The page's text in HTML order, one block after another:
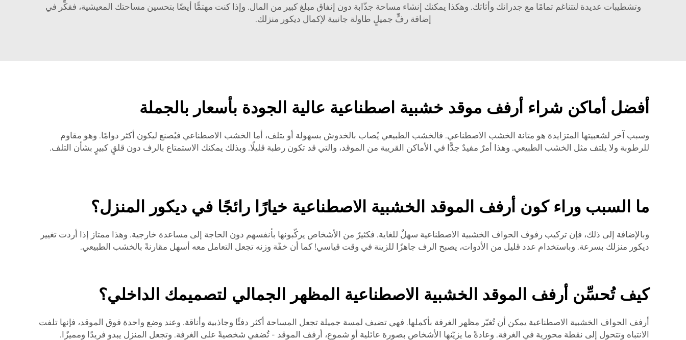
وتشطيبات عديدة لتتناغم تمامًا مع جدرانك وأثاثك. وهكذا يمكنك إنشاء مساحة جذّابة دون إنفاق مبلغ كبير من المال. وإذا كنت مهتمًّا أيضًا بتحسين مساحتك المعيشية، ففكِّر في
إضافة رفٍّ جميلٍ طاولة جانبية لإكمال ديكور منزلك.
أفضل أماكن شراء أرفف موقد خشبية اصطناعية عالية الجودة بأسعار بالجملة
وسبب آخر لشعبيتها المتزايدة هو متانة الخشب الاصطناعي. فالخشب الطبيعي يُصاب بالخدوش بسهولة أو يتلف، أما الخشب الاصطناعي فيُصنع ليكون أكثر دوامًا. وهو مقاوم
للرطوبة ولا يلتف مثل الخشب الطبيعي. وهذا أمرٌ مفيدٌ جدًّا في الأماكن القريبة من الموقد، والتي قد تكون رطبة قليلًا. وبذلك يمكنك الاستمتاع بالرف دون قلقٍ كبيرٍ بشأن التلف.
ما السبب وراء كون أرفف الموقد الخشبية الاصطناعية خيارًا رائجًا في ديكور المنزل؟
وبالإضافة إلى ذلك، فإن تركيب رفوف الحواف الخشبية الاصطناعية سهلٌ للغاية. فكثيرٌ من الأشخاص يركّبونها بأنفسهم دون الحاجة إلى مساعدة خارجية. وهذا ممتاز إذا أردت تغيير
ديكور منزلك بسرعة. وباستخدام عدد قليل من الأدوات، يصبح الرف جاهزًا للزينة في وقت قياسي! كما أن خفّة وزنه تجعل التعامل معه أسهل مقارنةً بالخشب الطبيعي.
كيف تُحسِّن أرفف الموقد الخشبية الاصطناعية المظهر الجمالي لتصميمك الداخلي؟
أرفف الحواف الخشبية الاصطناعية يمكن أن تُغيّر مظهر الغرفة بأكملها. فهي تضيف لمسة جميلة تجعل المساحة أكثر دفئًا وجاذبية وأناقة. وعند وضع واحدة فوق الموقد، فإنها تلفت
الانتباه وتتحول إلى نقطة محورية في الغرفة. وعادةً ما يزيّنها الأشخاص بصورة عائلية أو شموع، أرفف الموقد - تُضفي شخصيةً على الغرفة. وتجعل المنزل يبدو فريدًا ومميزًا.